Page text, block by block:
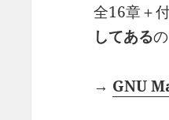
全16章＋
してある
→ GNU